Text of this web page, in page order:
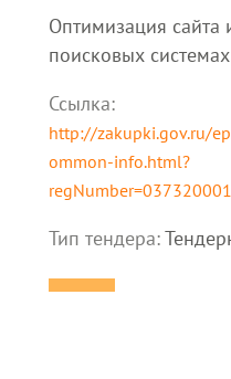
Оптимизация
поисковых системах
Ссылка:
http://zakupki.gov.ru/
ommon-info.html?
Тип тендера: